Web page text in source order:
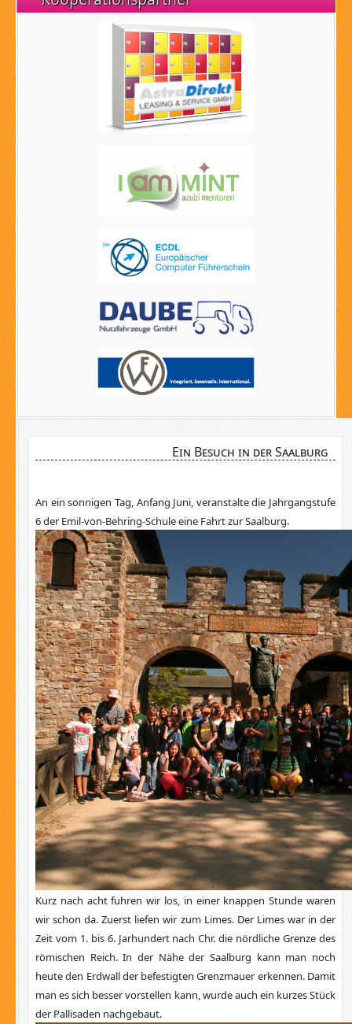
Ein Besuch in der Saalburg
An ein sonnigen Tag, Anfang Juni, veranstalte die Jahrgangstufe
6 der Emil-von-Behring-Schule eine Fahrt zur Saalburg.
Kurz nach acht fuhren wir los, in einer knappen Stunde waren
wir schon da. Zuerst liefen wir zum Limes. Der Limes war in der
Zeit vom 1. bis 6. Jarhundert nach Chr. die nördliche Grenze des
römischen Reich. In der Nähe der Saalburg kann man noch
heute den Erdwall der befestigten Grenzmauer erkennen. Damit
man es sich besser vorstellen kann, wurde auch ein kurzes Stück
der Pallisaden nachgebaut.